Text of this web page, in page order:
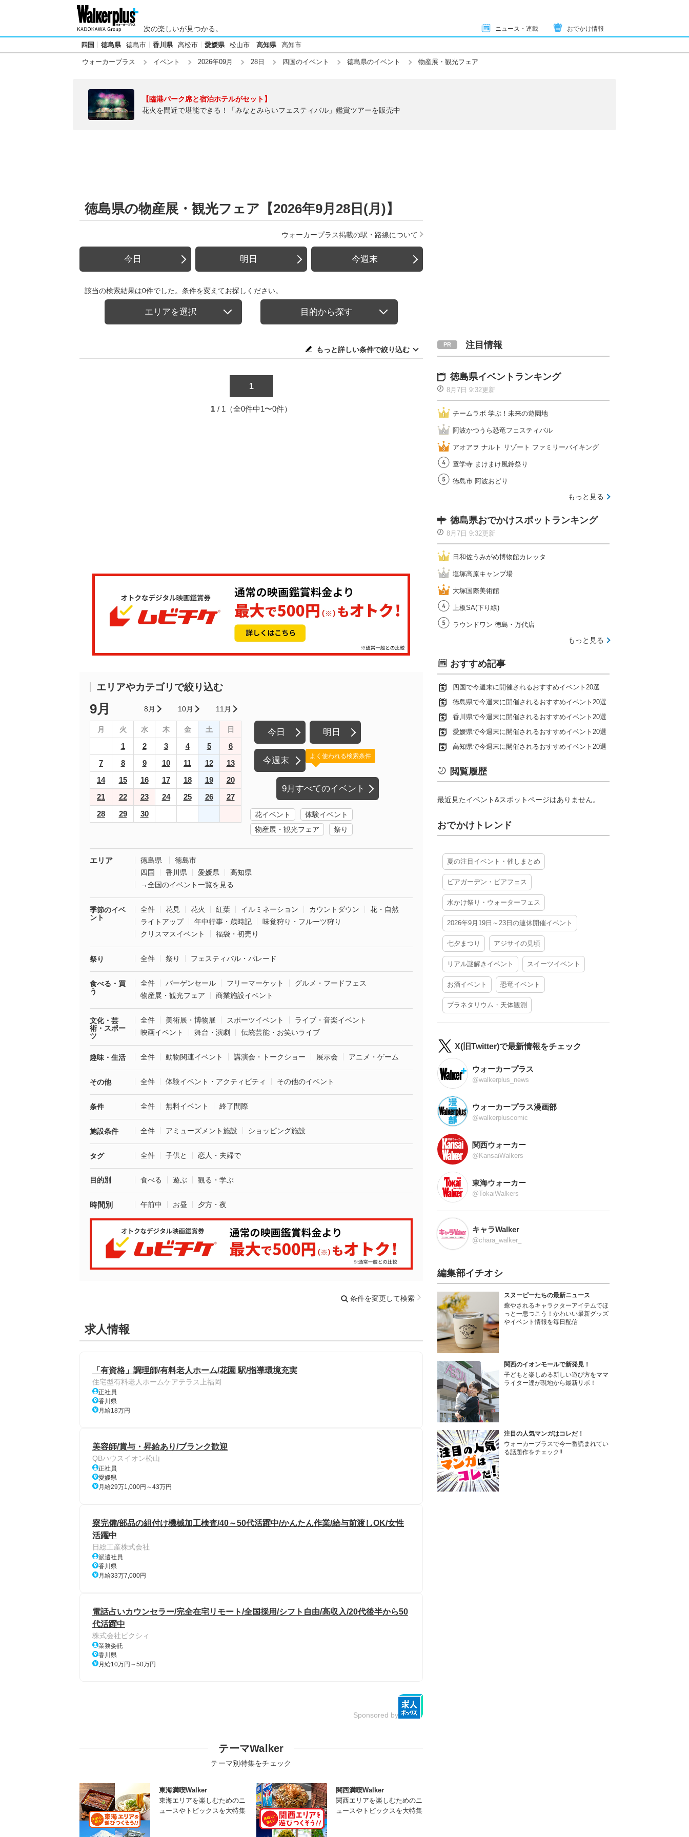
次の楽しいが見つかる。 ニュース・連載 おでかけ情報
四国 徳島県 徳島市 香川県 高松市 愛媛県 松山市 高知県 高知市
ウォーカープラス イベント 2026年09月 28日 四国のイベント 徳島県のイベント 物産展・観光フェア
【臨港パーク席と宿泊ホテルがセット】
花火を間近で堪能できる！「みなとみらいフェスティバル」鑑賞ツアーを販売中
徳島県の物産展・観光フェア【2026年9月28日(月)】
ウォーカープラス掲載の駅・路線について
今日 明日 今週末
該当の検索結果は0件でした。条件を変えてお探しください。
エリアを選択 目的から探す
もっと詳しい条件で絞り込む
1
1 / 1（全0件中1〜0件）
エリアやカテゴリで絞り込む
9月 8月 10月 11月
月 火 水 木 金 土 日
1 2 3 4 5
6
7
8 9 10 11 12
13
14
15 16 17 18 19
20
21
22 23 24 25 26
27
28
29 30
今日 明日
今週末
9月すべてのイベント
よく使われる検索条件
花イベント
体験イベント
物産展・観光フェア
祭り
エリア 徳島県
徳島市
四国
香川県 愛媛県
高知県
→全国のイベント一覧を見る
季節のイベ
ント
全件 花見 花火 紅葉 イルミネーション カウントダウン
花・自然
ライトアップ
年中行事・歳時記
味覚狩り・フルーツ狩り
クリスマスイベント
福袋・初売り
祭り 全件 祭り フェスティバル・パレード
食べる・買
う
全件 バーゲンセール フリーマーケット
グルメ・フードフェス
物産展・観光フェア
商業施設イベント
文化・芸
術・スポー
ツ
全件 美術展・博物展 スポーツイベント
ライブ・音楽イベント
映画イベント
舞台・演劇 伝統芸能・お笑いライブ
趣味・生活 全件 動物関連イベント 講演会・トークショー 展示会 アニメ・ゲーム
その他 全件 体験イベント・アクティビティ その他のイベント
条件 全件 無料イベント 終了間際
施設条件 全件 アミューズメント施設 ショッピング施設
タグ 全件 子供と 恋人・夫婦で
目的別 食べる 遊ぶ 観る・学ぶ
時間別 午前中 お昼 夕方・夜
条件を変更して検索
求人情報
「有資格」調理師/有料老人ホーム/花園 駅/指導環境充実
住宅型有料老人ホームケアテラス上福岡
正社員
香川県
月給18万円
美容師/賞与・昇給あり/ブランク歓迎
QBハウスイオン松山
正社員
愛媛県
月給29万1,000円～43万円
寮完備/部品の組付け機械加工検査/40～50代活躍中/かんたん作業/給与前渡しOK/女性
活躍中
日総工産株式会社
派遣社員
香川県
月給33万7,000円
電話占いカウンセラー/完全在宅リモート/全国採用/シフト自由/高収入/20代後半から50
代活躍中
株式会社ピクシィ
業務委託
香川県
月給10万円～50万円
Sponsored by
テーマWalker
テーマ別特集をチェック
東海満喫Walker
東海エリアを楽しむためのニ
ュースやトピックスを大特集
関西満喫Walker
関西エリアを楽しむためのニ
ュースやトピックスを大特集
注目情報
徳島県イベントランキング
8月7日 9:32更新
チームラボ 学ぶ！未来の遊園地
阿波かつうら恐竜フェスティバル
アオアヲ ナルト リゾート ファミリーバイキング
童学寺 まけまけ風鈴祭り
徳島市 阿波おどり
もっと見る
徳島県おでかけスポットランキング
8月7日 9:32更新
日和佐うみがめ博物館カレッタ
塩塚高原キャンプ場
大塚国際美術館
上板SA(下り線)
ラウンドワン 徳島・万代店
もっと見る
おすすめ記事
四国で今週末に開催されるおすすめイベント20選
徳島県で今週末に開催されるおすすめイベント20選
香川県で今週末に開催されるおすすめイベント20選
愛媛県で今週末に開催されるおすすめイベント20選
高知県で今週末に開催されるおすすめイベント20選
閲覧履歴
最近見たイベント&スポットページはありません。
おでかけトレンド
夏の注目イベント・催しまとめ
ビアガーデン・ビアフェス
水かけ祭り・ウォーターフェス
2026年9月19日～23日の連休開催イベント
七夕まつり アジサイの見頃
リアル謎解きイベント スイーツイベント
お酒イベント 恐竜イベント
プラネタリウム・天体観測
X(旧Twitter)で最新情報をチェック
ウォーカープラス
@walkerplus_news
ウォーカープラス漫画部
@walkerpluscomic
関西ウォーカー
@KansaiWalkers
東海ウォーカー
@TokaiWalkers
キャラWalker
@chara_walker_
編集部イチオシ
スヌーピーたちの最新ニュース
癒やされるキャラクターアイテムでほ
っと一息つこう！かわいい最新グッズ
やイベント情報を毎日配信
関西のイオンモールで新発見！
子どもと楽しめる新しい遊び方をママ
ライター達が現地から最新リポ！
注目の人気マンガはコレだ！
ウォーカープラスで今一番読まれてい
る話題作をチェック!!